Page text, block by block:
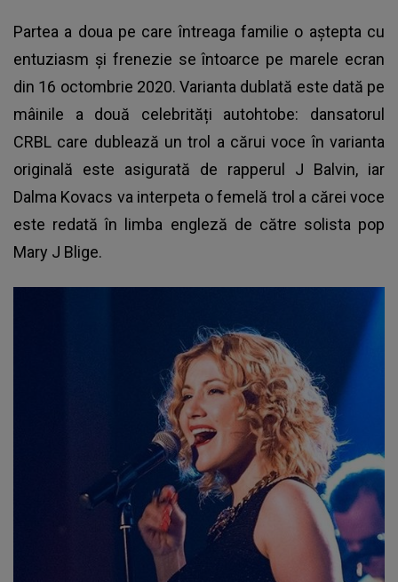
Partea a doua pe care întreaga familie o aștepta cu
entuziasm și frenezie se întoarce pe marele ecran
din 16 octombrie 2020. Varianta dublată este dată pe
mâinile a două celebrități autohtobe: dansatorul
CRBL care dublează un trol a cărui voce în varianta
originală este asigurată de rapperul J Balvin, iar
Dalma Kovacs va interpeta o femelă trol a cărei voce
este redată în limba engleză de către solista pop
Mary J Blige.